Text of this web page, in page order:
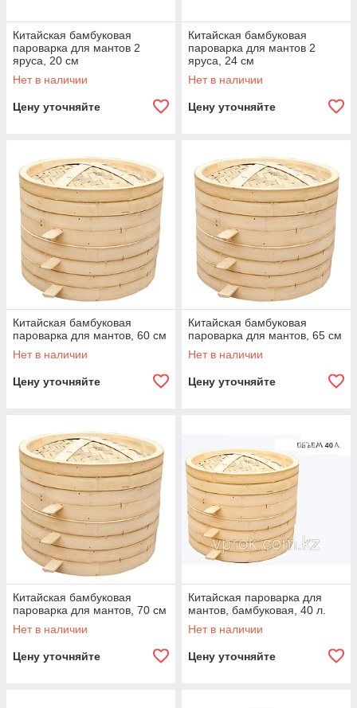
Китайская бамбуковая
пароварка для мантов 2
яруса, 20 см
Нет в наличии
Цену уточняйте
Китайская бамбуковая
пароварка для мантов 2
яруса, 24 см
Нет в наличии
Цену уточняйте
Китайская бамбуковая
пароварка для мантов, 60 см
Нет в наличии
Цену уточняйте
Китайская бамбуковая
пароварка для мантов, 65 см
Нет в наличии
Цену уточняйте
Китайская бамбуковая
пароварка для мантов, 70 см
Нет в наличии
Цену уточняйте
Китайская пароварка для
мантов, бамбуковая, 40 л.
Нет в наличии
Цену уточняйте